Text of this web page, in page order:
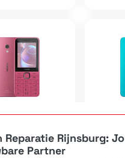
4G (2024)
Reparatie Rijnsburg:
Partner